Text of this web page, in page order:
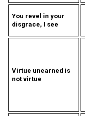
You revel in your
disgrace, I see
Virtue unearned is
not virtue